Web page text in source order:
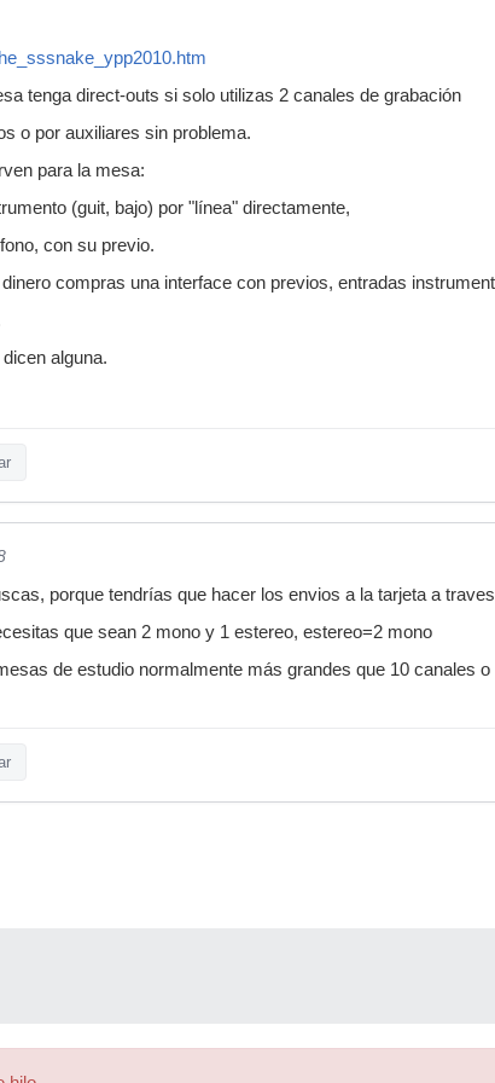
tenga direct-outs si solo utilizas 2 canales de grabación
o por auxiliares sin problema.
para la mesa:
(guit, bajo) por "línea" directamente,
con su previo.
compras una interface con previos, entradas
alguna.
porque tendrías que hacer los envios a la tarjeta a
que sean 2 mono y 1 estereo, estereo=2 mono
de estudio normalmente más grandes que 10 canales